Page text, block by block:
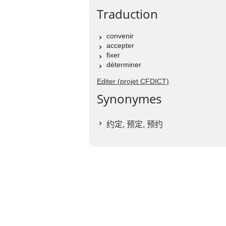
Traduction
convenir
accepter
fixer
déterminer
Editer (projet CFDICT)
Synonymes
约定, 预定, 预约